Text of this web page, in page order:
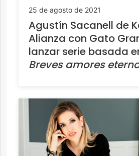
25 de agosto de 2021
Agustín Sacanell de
Alianza con Gato
lanzar serie basada
Breves amores